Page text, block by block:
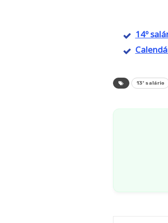
14º
13º salário